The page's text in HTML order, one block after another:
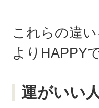
これらの違
よりHAPPY
運がいい